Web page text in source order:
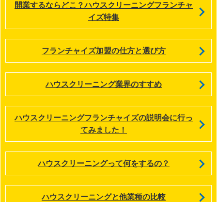
開業するならどこ？ハウスクリーニングフランチャ
イズ特集
フランチャイズ加盟の仕方と選び方
ハウスクリーニング業界のすすめ
ハウスクリーニングフランチャイズの説明会に行っ
てみました！
ハウスクリーニングって何をするの？
ハウスクリーニングと他業種の比較